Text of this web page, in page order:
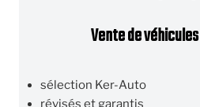
Vente de
sélection Ker-Auto
révisés et garantis